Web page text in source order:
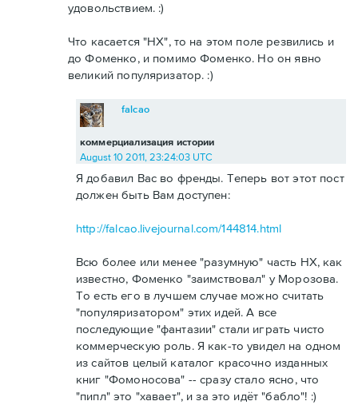
удовольствием. :)
Что касается "НХ", то на этом поле резвились и
до Фоменко, и помимо Фоменко. Но он явно
великий популяризатор. :)
коммерциализация истории
falcao
August 10 2011, 23:24:03 UTC
Я добавил Вас во френды. Теперь вот этот пост
должен быть Вам доступен:
http://falcao.livejournal.com/144814.html
Всю более или менее "разумную" часть НХ, как
известно, Фоменко "заимствовал" у Морозова.
То есть его в лучшем случае можно считать
"популяризатором" этих идей. А все
последующие "фантазии" стали играть чисто
коммерческую роль. Я как-то увидел на одном
из сайтов целый каталог красочно изданных
книг "Фомоносова" -- сразу стало ясно, что
"пипл" это "хавает", и за это идёт "бабло"! :)